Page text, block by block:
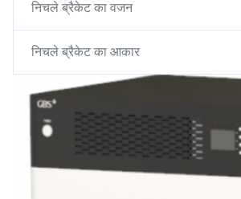
निचले ब्रैकेट का वजन
निचले ब्रैकेट का आकार